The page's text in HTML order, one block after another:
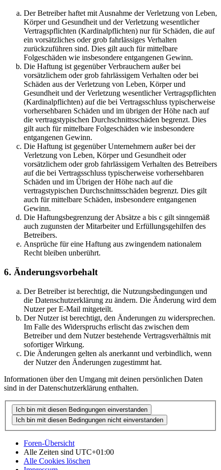
Der Betreiber haftet mit Ausnahme der Verletzung von Leben,
Körper und Gesundheit und der Verletzung wesentlicher
Vertragspflichten (Kardinalpflichten) nur für Schäden, die auf
ein vorsätzliches oder grob fahrlässiges Verhalten
zurückzuführen sind. Dies gilt auch für mittelbare
Folgeschäden wie insbesondere entgangenen Gewinn.
Die Haftung ist gegenüber Verbrauchern außer bei
vorsätzlichem oder grob fahrlässigem Verhalten oder bei
Schäden aus der Verletzung von Leben, Körper und
Gesundheit und der Verletzung wesentlicher Vertragspflichten
(Kardinalpflichten) auf die bei Vertragsschluss typischerweise
vorhersehbaren Schäden und im übrigen der Höhe nach auf
die vertragstypischen Durchschnittsschäden begrenzt. Dies
gilt auch für mittelbare Folgeschäden wie insbesondere
entgangenen Gewinn.
Die Haftung ist gegenüber Unternehmern außer bei der
Verletzung von Leben, Körper und Gesundheit oder
vorsätzlichem oder grob fahrlässigem Verhalten des Betreibers
auf die bei Vertragsschluss typischerweise vorhersehbaren
Schäden und im Übrigen der Höhe nach auf die
vertragstypischen Durchschnittsschäden begrenzt. Dies gilt
auch für mittelbare Schäden, insbesondere entgangenen
Gewinn.
Die Haftungsbegrenzung der Absätze a bis c gilt sinngemäß
auch zugunsten der Mitarbeiter und Erfüllungsgehilfen des
Betreibers.
Ansprüche für eine Haftung aus zwingendem nationalem
Recht bleiben unberührt.
6. Änderungsvorbehalt
Der Betreiber ist berechtigt, die Nutzungsbedingungen und
die Datenschutzerklärung zu ändern. Die Änderung wird dem
Nutzer per E-Mail mitgeteilt.
Der Nutzer ist berechtigt, den Änderungen zu widersprechen.
Im Falle des Widerspruchs erlischt das zwischen dem
Betreiber und dem Nutzer bestehende Vertragsverhältnis mit
sofortiger Wirkung.
Die Änderungen gelten als anerkannt und verbindlich, wenn
der Nutzer den Änderungen zugestimmt hat.
Informationen über den Umgang mit deinen persönlichen Daten
sind in der Datenschutzerklärung enthalten.
Foren-Übersicht
Alle Zeiten sind UTC+01:00
Alle Cookies löschen